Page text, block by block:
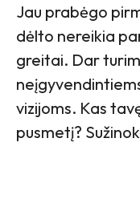
Jau prabėgo
dėlto nereikia
greitai. Dar
vizijoms. Kas
pusmetį?